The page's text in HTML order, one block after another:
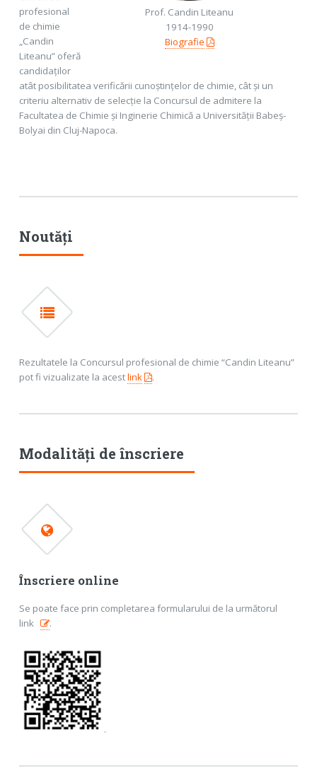
Prof. Candin Liteanu
1914-1990
Biografie
profesional
de chimie
„Candin
Liteanu” oferă
candidaților
atât posibilitatea verificării cunoștințelor de chimie, cât și un
criteriu alternativ de selecție la Concursul de admitere la
Facultatea de Chimie și Inginerie Chimică a Universității Babeș-
Bolyai din Cluj-Napoca.
Noutăți
Rezultatele la Concursul profesional de chimie “Candin Liteanu”
pot fi vizualizate la acestlink .
Modalități de înscriere
Înscriere online
Se poate face prin completarea formularului de la următorul
link
.
.